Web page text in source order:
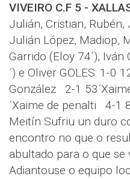
VIVEIRO C.F 5 -
Julián, Cristian, Rubén,
Julián López, Madiop,
Garrido (Eloy 74´),
´) e Oliver GOLES: 1-0
González 2-1
´Xaime de penalti 4-1
Meitín Sufriu un duro
encontro no que o
abultado para o que se
Adiantouse o equipo